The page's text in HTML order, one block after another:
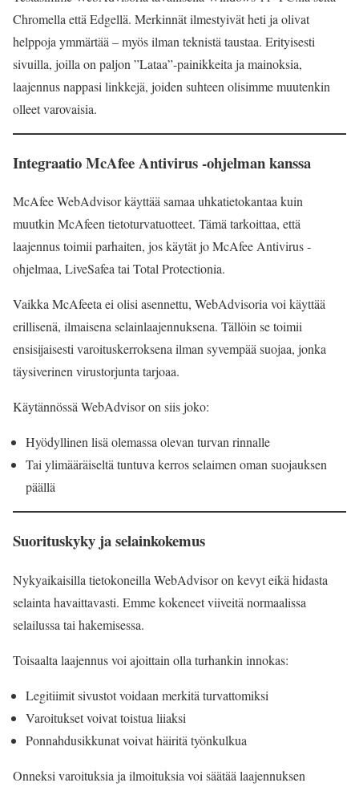
Chromella että Edgellä. Merkinnät ilmestyivät heti ja olivat
helppoja ymmärtää – myös ilman teknistä taustaa. Erityisesti
sivuilla, joilla on paljon ”Lataa”-painikkeita ja mainoksia,
laajennus nappasi linkkejä, joiden suhteen olisimme muutenkin
olleet varovaisia.
Integraatio McAfee Antivirus -ohjelman kanssa
McAfee WebAdvisor käyttää samaa uhkatietokantaa kuin
muutkin McAfeen tietoturvatuotteet. Tämä tarkoittaa, että
laajennus toimii parhaiten, jos käytät jo McAfee Antivirus -
ohjelmaa, LiveSafea tai Total Protectionia.
Vaikka McAfeeta ei olisi asennettu, WebAdvisoria voi käyttää
erillisenä, ilmaisena selainlaajennuksena. Tällöin se toimii
ensisijaisesti varoituskerroksena ilman syvempää suojaa, jonka
täysiverinen virustorjunta tarjoaa.
Käytännössä WebAdvisor on siis joko:
Hyödyllinen lisä olemassa olevan turvan rinnalle
Tai ylimääräiseltä tuntuva kerros selaimen oman suojauksen
päällä
Suorituskyky ja selainkokemus
Nykyaikaisilla tietokoneilla WebAdvisor on kevyt eikä hidasta
selainta havaittavasti. Emme kokeneet viiveitä normaalissa
selailussa tai hakemisessa.
Toisaalta laajennus voi ajoittain olla turhankin innokas:
Legitiimit sivustot voidaan merkitä turvattomiksi
Varoitukset voivat toistua liiaksi
Ponnahdusikkunat voivat häiritä työnkulkua
Onneksi varoituksia ja ilmoituksia voi säätää laajennuksen